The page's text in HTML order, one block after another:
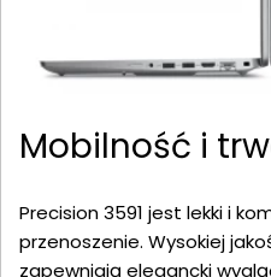
Mobilność i
Precision 3591 jest lekki i
przenoszenie. Wysokiej
zapewniają elegancki